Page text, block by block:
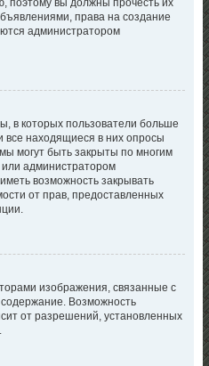
поэтому вы должны прочесть их
права на создание
администратором
в которых пользователи больше
все находящиеся в них опросы
могут быть закрыты по многим
администратором
возможность закрывать
от прав, предоставленных
изображения, связанные с
Возможность
от разрешений, установленных